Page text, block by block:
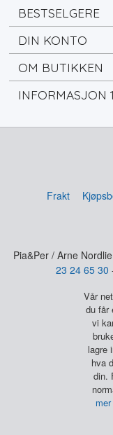
BESTSELGERE
DIN KONTO
OM BUTIKKEN
INFORMASJON
Frakt
Pia&Per / Arne
23 24 65 30
Vår
du får
vi
lagre
hva
din.
mer